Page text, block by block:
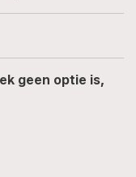
geen optie is,